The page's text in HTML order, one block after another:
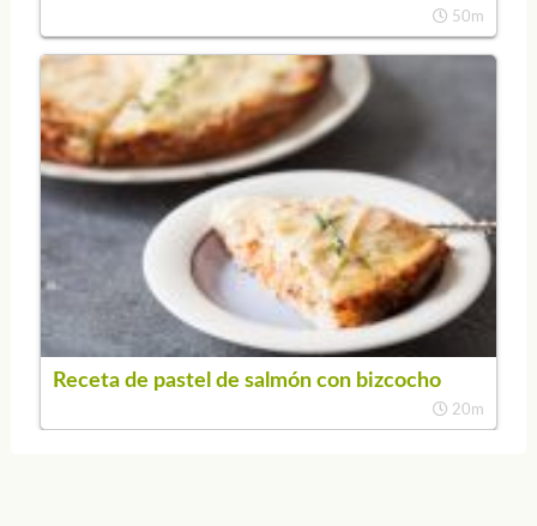
50m
Receta de pastel de salmón con bizcocho
20m